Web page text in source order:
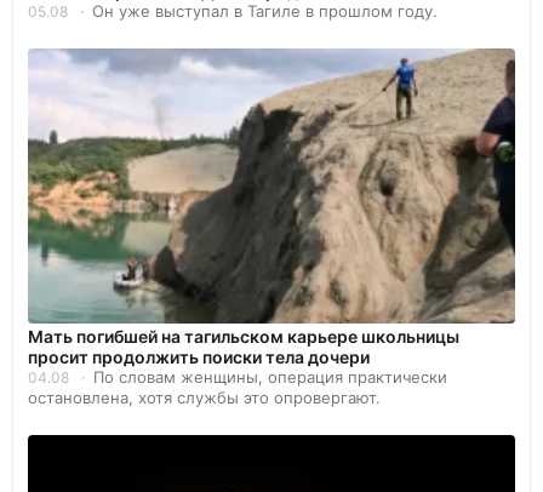
05.08 Он уже выступал в Тагиле в прошлом году.
Мать погибшей на тагильском карьере школьницы
просит продолжить поиски тела дочери
04.08
По словам женщины, операция практически
остановлена, хотя службы это опровергают.